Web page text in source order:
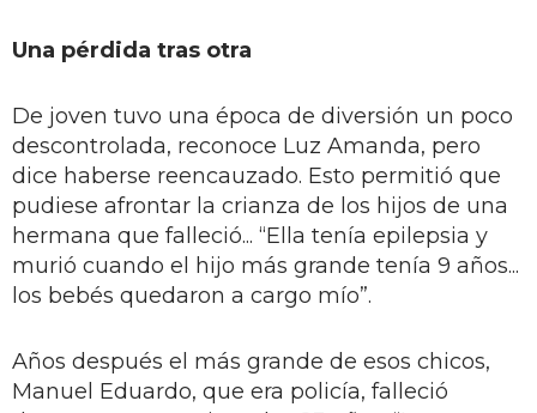
Una pérdida tras otra
De joven tuvo una época de diversión un poco
descontrolada, reconoce Luz Amanda, pero
dice haberse reencauzado. Esto permitió que
pudiese afrontar la crianza de los hijos de una
hermana que falleció... “Ella tenía epilepsia y
murió cuando el hijo más grande tenía 9 años...
los bebés quedaron a cargo mío”.
Años después el más grande de esos chicos,
Manuel Eduardo, que era policía, falleció